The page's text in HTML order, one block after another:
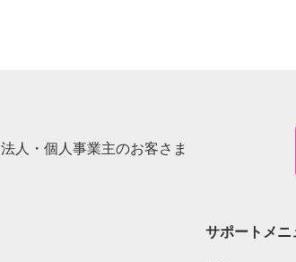
法人・個人事業主のお客さま
サポートメニ